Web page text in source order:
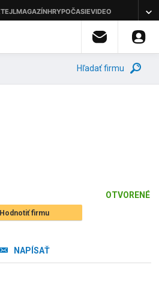
Hľadať firmu
OTVORENÉ
Hodnotiť firmu
NAPÍSAŤ